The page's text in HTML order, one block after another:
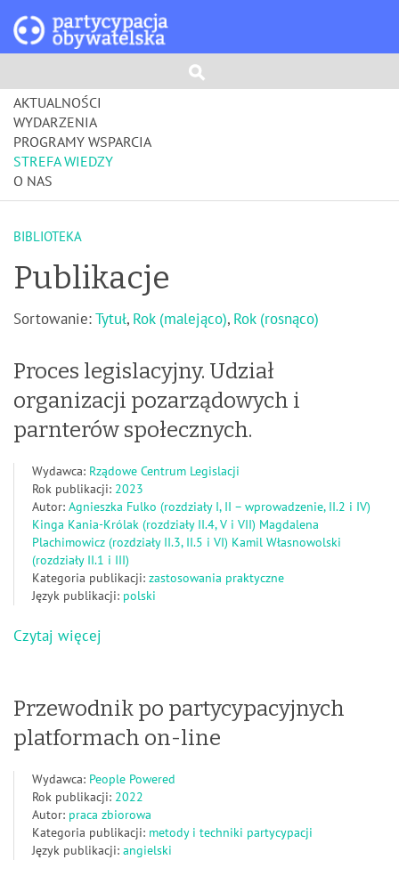
AKTUALNOŚCI
WYDARZENIA
PROGRAMY WSPARCIA
STREFA WIEDZY
O NAS
BIBLIOTEKA
Publikacje
Sortowanie: Tytuł, Rok (malejąco), Rok (rosnąco)
Proces legislacyjny. Udział
organizacji pozarządowych i
parnterów społecznych.
Wydawca: Rządowe Centrum Legislacji
Rok publikacji: 2023
Autor: Agnieszka Fulko (rozdziały I, II – wprowadzenie, II.2 i IV)
Kinga Kania-Królak (rozdziały II.4, V i VII) Magdalena
Plachimowicz (rozdziały II.3, II.5 i VI) Kamil Własnowolski
(rozdziały II.1 i III)
Kategoria publikacji: zastosowania praktyczne
Język publikacji: polski
Czytaj więcej
Przewodnik po partycypacyjnych
platformach on-line
Wydawca: People Powered
Rok publikacji: 2022
Autor: praca zbiorowa
Kategoria publikacji: metody i techniki partycypacji
Język publikacji: angielski